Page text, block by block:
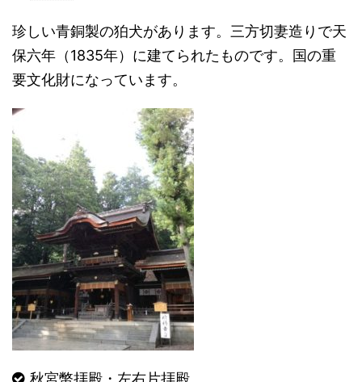
珍しい青銅製の狛犬があります。三方切妻造りで天
保六年（1835年）に建てられたものです。国の重
要文化財になっています。
秋宮幣拝殿・左右片拝殿